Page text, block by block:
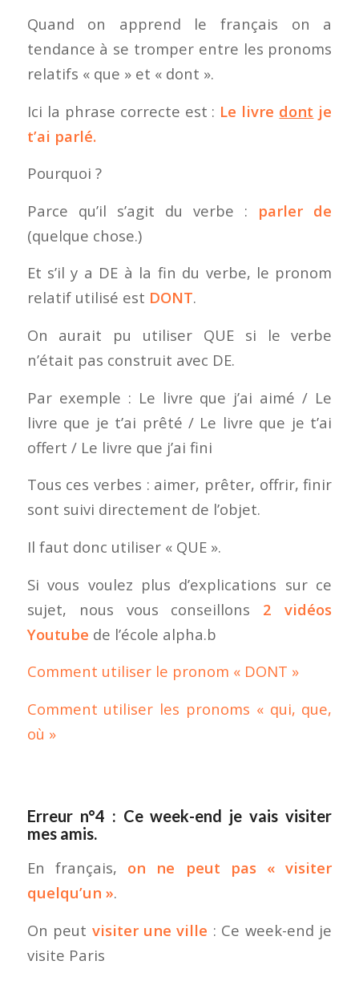
Quand on apprend le français on a
tendance à se tromper entre les pronoms
relatifs « que » et « dont ».
Ici la phrase correcte est : Le livre dont je
t’ai parlé.
Pourquoi ?
Parce qu’il s’agit du verbe : parler de
(quelque chose.)
Et s’il y a DE à la fin du verbe, le pronom
relatif utilisé est DONT.
On aurait pu utiliser QUE si le verbe
n’était pas construit avec DE.
Par exemple : Le livre que j’ai aimé / Le
livre que je t’ai prêté / Le livre que je t’ai
offert / Le livre que j’ai fini
Tous ces verbes : aimer, prêter, offrir, finir
sont suivi directement de l’objet.
Il faut donc utiliser « QUE ».
Si vous voulez plus d’explications sur ce
sujet, nous vous conseillons 2 vidéos
Youtube de l’école alpha.b
Comment utiliser le pronom « DONT »
Comment utiliser les pronoms « qui, que,
où »
Erreur n°4 : Ce week-end je vais visiter
mes amis.
En français, on ne peut pas « visiter
quelqu’un ».
On peut visiter une ville : Ce week-end je
visite Paris